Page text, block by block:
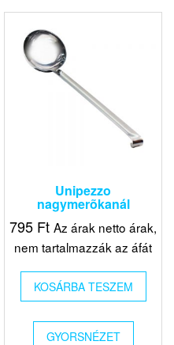
Unipezzo
nagymerõkanál
795 Ft Az árak netto árak,
nem tartalmazzák az áfát
KOSÁRBA TESZEM
GYORSNÉZET